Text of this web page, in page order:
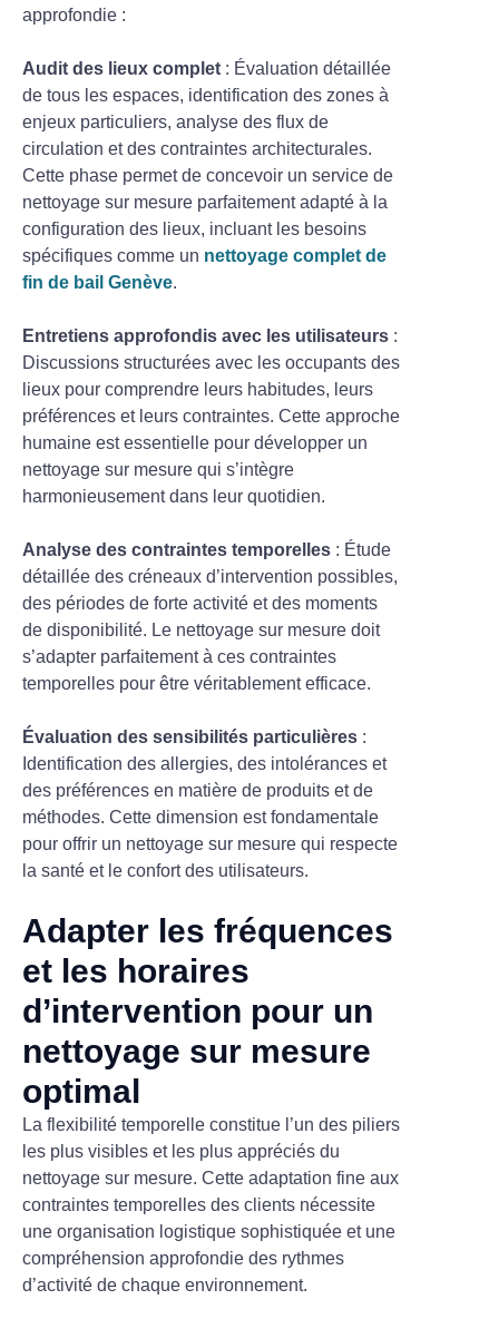
approfondie :
Audit des lieux complet : Évaluation détaillée
de tous les espaces, identification des zones à
enjeux particuliers, analyse des flux de
circulation et des contraintes architecturales.
Cette phase permet de concevoir un service de
nettoyage sur mesure parfaitement adapté à la
configuration des lieux, incluant les besoins
spécifiques comme un nettoyage complet de
fin de bail Genève.
Entretiens approfondis avec les utilisateurs :
Discussions structurées avec les occupants des
lieux pour comprendre leurs habitudes, leurs
préférences et leurs contraintes. Cette approche
humaine est essentielle pour développer un
nettoyage sur mesure qui s’intègre
harmonieusement dans leur quotidien.
Analyse des contraintes temporelles : Étude
détaillée des créneaux d’intervention possibles,
des périodes de forte activité et des moments
de disponibilité. Le nettoyage sur mesure doit
s’adapter parfaitement à ces contraintes
temporelles pour être véritablement efficace.
Évaluation des sensibilités particulières :
Identification des allergies, des intolérances et
des préférences en matière de produits et de
méthodes. Cette dimension est fondamentale
pour offrir un nettoyage sur mesure qui respecte
la santé et le confort des utilisateurs.
Adapter les fréquences
et les horaires
d’intervention pour un
nettoyage sur mesure
optimal
La flexibilité temporelle constitue l’un des piliers
les plus visibles et les plus appréciés du
nettoyage sur mesure. Cette adaptation fine aux
contraintes temporelles des clients nécessite
une organisation logistique sophistiquée et une
compréhension approfondie des rythmes
d’activité de chaque environnement.